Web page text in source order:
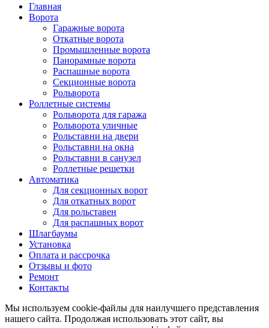
Главная
Ворота
Гаражные ворота
Откатные ворота
Промышленные ворота
Панорамные ворота
Распашные ворота
Секционные ворота
Рольворота
Роллетные системы
Рольворота для гаража
Рольворота уличные
Рольставни на двери
Рольставни на окна
Рольставни в санузел
Роллетные решетки
Автоматика
Для секционных ворот
Для откатных ворот
Для рольставен
Для распашных ворот
Шлагбаумы
Установка
Оплата и рассрочка
Отзывы и фото
Ремонт
Контакты
Мы используем cookie-файлы для наилучшего представления
нашего сайта. Продолжая использовать этот сайт, вы